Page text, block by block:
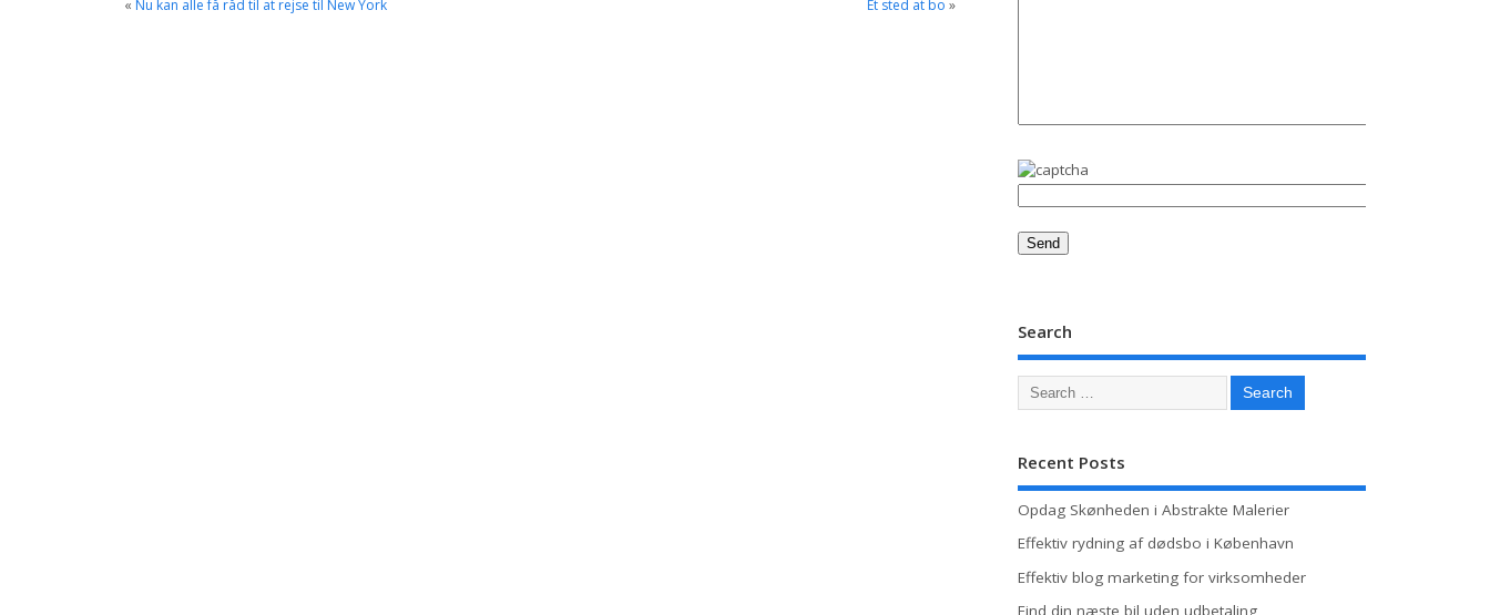
« Nu kan alle få råd til at rejse til New York Et sted at bo »
Search
Recent Posts
Opdag Skønheden i Abstrakte Malerier
Effektiv rydning af dødsbo i København
Effektiv blog marketing for virksomheder
Find din næste bil uden udbetaling